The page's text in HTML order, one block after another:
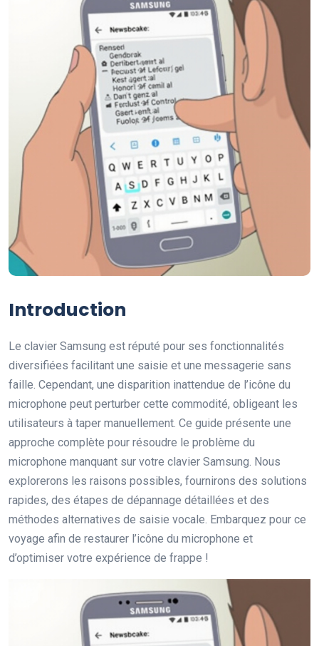
Introduction
Le clavier Samsung est réputé pour ses fonctionnalités
diversifiées facilitant une saisie et une messagerie sans
faille. Cependant, une disparition inattendue de l’icône du
microphone peut perturber cette commodité, obligeant les
utilisateurs à taper manuellement. Ce guide présente une
approche complète pour résoudre le problème du
microphone manquant sur votre clavier Samsung. Nous
explorerons les raisons possibles, fournirons des solutions
rapides, des étapes de dépannage détaillées et des
méthodes alternatives de saisie vocale. Embarquez pour ce
voyage afin de restaurer l’icône du microphone et
d’optimiser votre expérience de frappe !